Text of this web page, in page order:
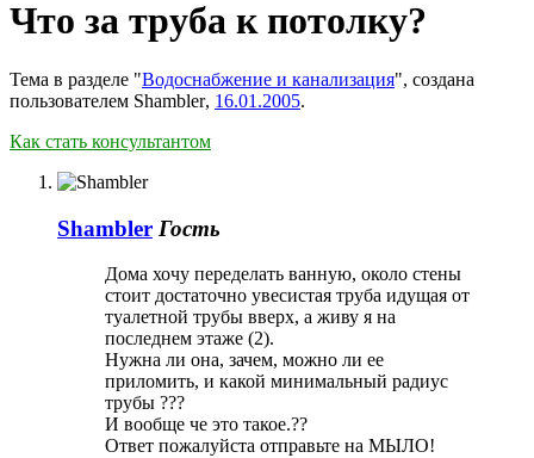
Что за труба к потолку?
Тема в разделе "Водоснабжение и канализация", создана
пользователем Shambler, 16.01.2005.
Как стать консультантом
Shambler Гость
Дома хочу переделать ванную, около стены
стоит достаточно увесистая труба идущая от
туалетной трубы вверх, а живу я на
последнем этаже (2).
Нужна ли она, зачем, можно ли ее
приломить, и какой минимальный радиус
трубы ???
И вообще че это такое.??
Ответ пожалуйста отправьте на МЫЛО!